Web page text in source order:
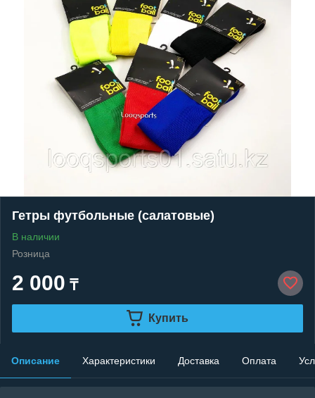
Гетры футбольные (салатовые)
В наличии
Розница
2 000 ₸
Купить
Описание Характеристики Доставка Оплата